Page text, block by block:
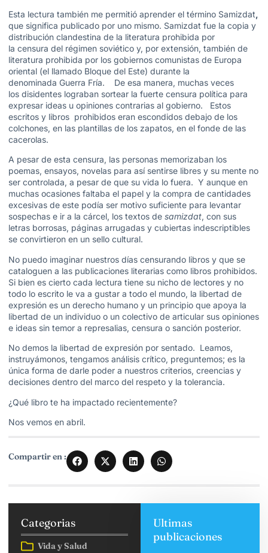
Esta lectura también me permitió aprender el término Samizdat,
que significa publicado por uno mismo. Samizdat fue la copia y
distribución clandestina de la literatura prohibida por
la censura del régimen soviético y, por extensión, también de
literatura prohibida por los gobiernos comunistas de Europa
oriental (el llamado Bloque del Este) durante la
denominada Guerra Fría. De esa manera, muchas veces
los disidentes lograban sortear la fuerte censura política para
expresar ideas u opiniones contrarias al gobierno. Estos
escritos y libros prohibidos eran escondidos debajo de los
colchones, en las plantillas de los zapatos, en el fonde de las
cacerolas.
A pesar de esta censura, las personas memorizaban los
poemas, ensayos, novelas para así sentirse libres y su mente no
ser controlada, a pesar de que su vida lo fuera. Y aunque en
muchas ocasiones faltaba el papel y la compra de cantidades
excesivas de este podía ser motivo suficiente para levantar
sospechas e ir a la cárcel, los textos de samizdat, con sus
letras borrosas, páginas arrugadas y cubiertas indescriptibles
se convirtieron en un sello cultural.
No puedo imaginar nuestros días censurando libros y que se
cataloguen a las publicaciones literarias como libros prohibidos.
Si bien es cierto cada lectura tiene su nicho de lectores y no
todo lo escrito le va a gustar a todo el mundo, la libertad de
expresión es un derecho humano y un principio que apoya la
libertad de un individuo o un colectivo de articular sus opiniones
e ideas sin temor a represalias, censura o sanción posterior.
No demos la libertad de expresión por sentado. Leamos,
instruyámonos, tengamos análisis crítico, preguntemos; es la
única forma de darle poder a nuestros criterios, creencias y
decisiones dentro del marco del respeto y la tolerancia.
¿Qué libro te ha impactado recientemente?
Nos vemos en abril.
Compartir en :
Categorias
Vida y Salud
Ultimas
publicaciones